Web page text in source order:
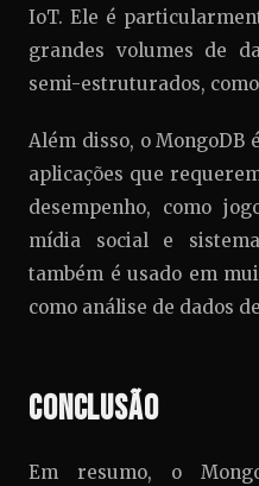
IoT. Ele é
grandes volumes de
semi-estruturados,
Além disso, o MongoDB
aplicações que
desempenho, como
mídia social e
também é usado em
como análise de dados
Conclusão
Em resumo, o